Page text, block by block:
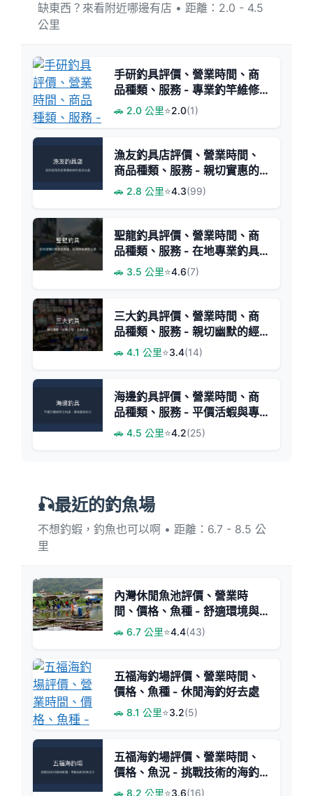
缺東西？來看附近哪邊有店 • 距離：2.0 - 4.5
公里
手研釣具評價、營業時間、商
品種類、服務 - 專業釣竿維修
與多元商品
🚗 2.0 公里⭐2.0(1)
漁友釣具店評價、營業時間、
商品種類、服務 - 親切實惠的
釣具專賣
🚗 2.8 公里⭐4.3(99)
聖龍釣具評價、營業時間、商
品種類、服務 - 在地專業釣具
🚗 3.5 公里⭐4.6(7)
三大釣具評價、營業時間、商
品種類、服務 - 親切幽默的經
典釣具店
🚗 4.1 公里⭐3.4(14)
海邊釣具評價、營業時間、商
品種類、服務 - 平價活蝦與專
業維修
🚗 4.5 公里⭐4.2(25)
🎣最近的釣魚場
不想釣蝦，釣魚也可以啊 • 距離：6.7 - 8.5 公
里
內灣休閒魚池評價、營業時
間、價格、魚種 - 舒適環境與
大隻福壽魚
🚗 6.7 公里⭐4.4(43)
五福海釣場評價、營業時間、
價格、魚種 - 休閒海釣好去處
🚗 8.1 公里⭐3.2(5)
五福海釣場評價、營業時間、
價格、魚況 - 挑戰技術的海釣
體驗
🚗 8.2 公里⭐3.6(16)